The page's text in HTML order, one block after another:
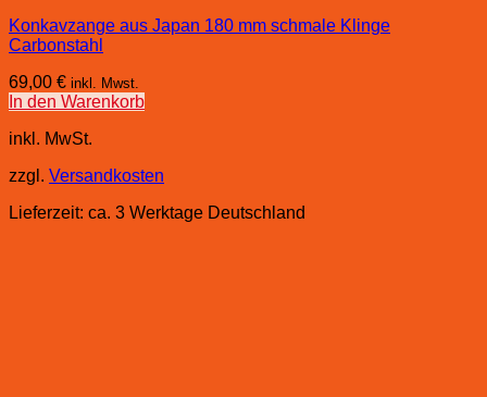
Konkavzange aus Japan 180 mm schmale Klinge
Carbonstahl
69,00 € inkl. Mwst.
In den Warenkorb
inkl. MwSt.
zzgl. Versandkosten
Lieferzeit: ca. 3 Werktage Deutschland